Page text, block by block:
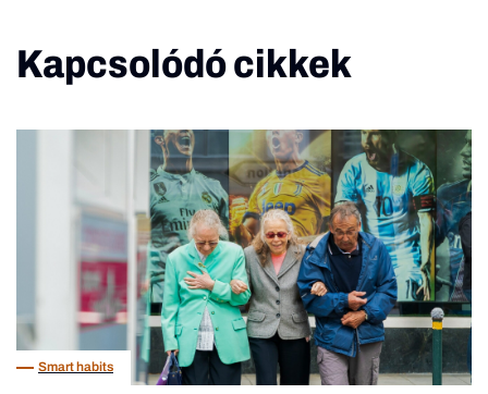
Kapcsolódó cikkek
Smart habits